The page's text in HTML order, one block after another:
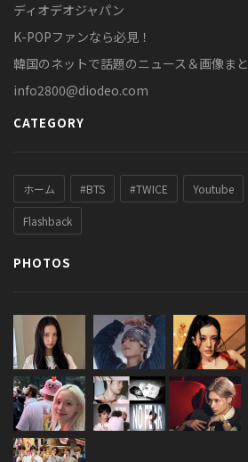
ディオデオジャパン
K-POPファンなら必見！
韓国のネットで話題のニュース＆画像ま
info2800@diodeo.com
CATEGORY
ホーム #BTS #TWICE Youtube
Flashback
PHOTOS